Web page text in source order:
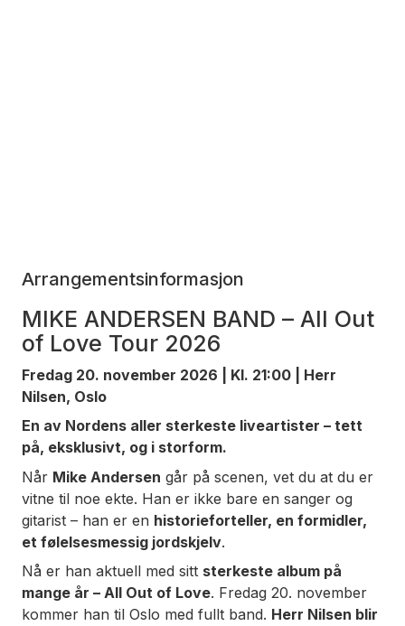
Arrangementsinformasjon
MIKE ANDERSEN BAND – All Out
of Love Tour 2026
Fredag 20. november 2026 | Kl. 21:00 | Herr
Nilsen, Oslo
En av Nordens aller sterkeste liveartister – tett
på, eksklusivt, og i storform.
Når Mike Andersen går på scenen, vet du at du er
vitne til noe ekte. Han er ikke bare en sanger og
gitarist – han er en historieforteller, en formidler,
et følelsesmessig jordskjelv.
Nå er han aktuell med sitt sterkeste album på
mange år – All Out of Love. Fredag 20. november
kommer han til Oslo med fullt band. Herr Nilsen blir